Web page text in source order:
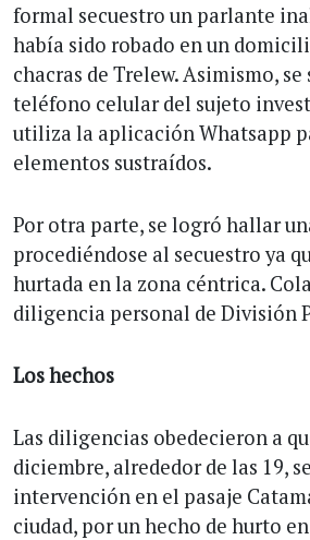
formal secuestro un parlante
había sido robado en un
chacras de Trelew. Asimismo, se
teléfono celular del sujeto
utiliza la aplicación Whatsapp
elementos sustraídos.
Por otra parte, se logró hallar
procediéndose al secuestro ya
hurtada en la zona céntrica.
diligencia personal de División
Los hechos
Las diligencias obedecieron a
diciembre, alrededor de las 19,
intervención en el pasaje
ciudad, por un hecho de hurto